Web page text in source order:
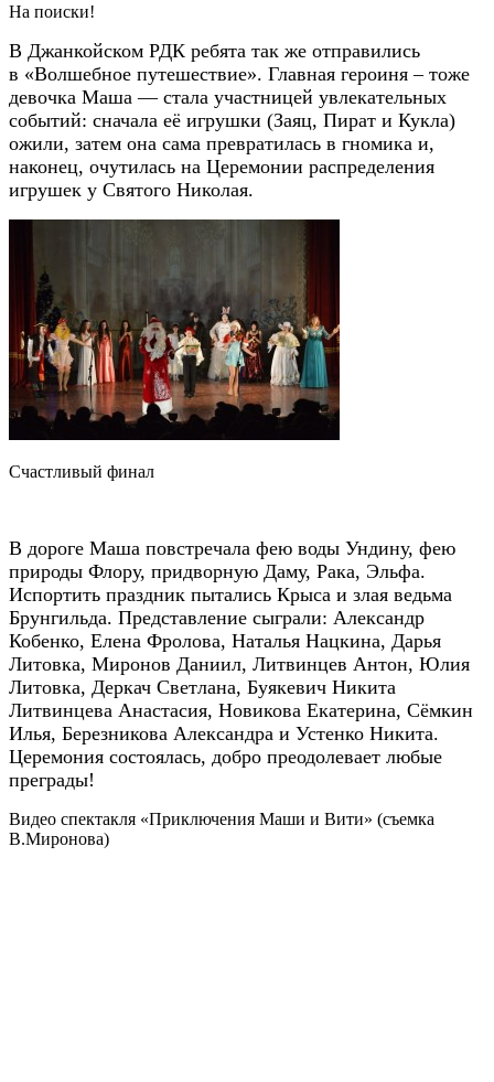
На поиски!
В Джанкойском РДК ребята так же отправились
в «Волшебное путешествие». Главная героиня – тоже
девочка Маша — стала участницей увлекательных
событий: сначала её игрушки (Заяц, Пират и Кукла)
ожили, затем она сама превратилась в гномика и,
наконец, очутилась на Церемонии распределения
игрушек у Святого Николая.
Счастливый финал
В дороге Маша повстречала фею воды Ундину, фею
природы Флору, придворную Даму, Рака, Эльфа.
Испортить праздник пытались Крыса и злая ведьма
Брунгильда. Представление сыграли: Александр
Кобенко, Елена Фролова, Наталья Нацкина, Дарья
Литовка, Миронов Даниил, Литвинцев Антон, Юлия
Литовка, Деркач Светлана, Буякевич Никита
Литвинцева Анастасия, Новикова Екатерина, Сёмкин
Илья, Березникова Александра и Устенко Никита.
Церемония состоялась, добро преодолевает любые
преграды!
Видео спектакля «Приключения Маши и Вити» (съемка
В.Миронова)